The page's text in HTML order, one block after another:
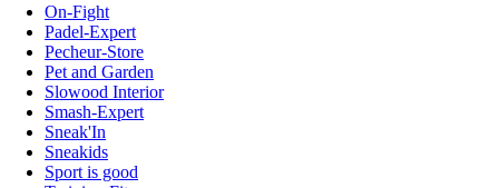
On-Fight
Padel-Expert
Pecheur-Store
Pet and Garden
Slowood Interior
Smash-Expert
Sneak'In
Sneakids
Sport is good